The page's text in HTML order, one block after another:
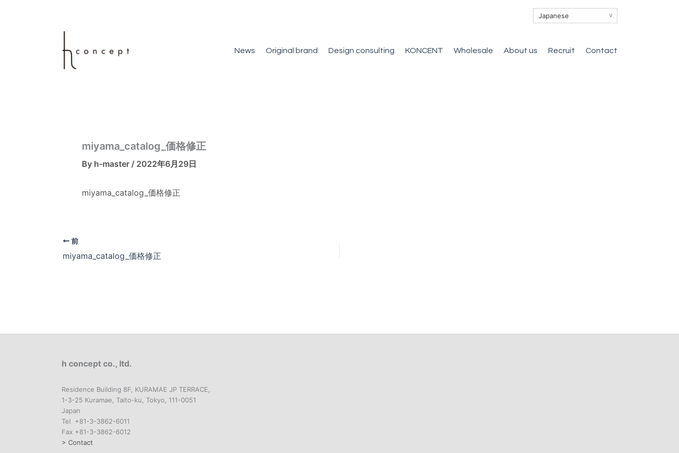
∨
News Original brand Design consulting KONCENT Wholesale About us Recruit Contact
miyama_catalog_価格修正
By h-master / 2022年6月29日
miyama_catalog_価格修正
前
miyama_catalog_価格修正
h concept co., ltd.
Residence Building 8F, KURAMAE JP TERRACE,
1-3-25 Kuramae, Taito-ku, Tokyo, 111-0051
Japan
Tel +81-3-3862-6011
Fax +81-3-3862-6012
> Contact